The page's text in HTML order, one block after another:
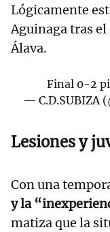
Lógicamente
Aguinaga tras
Álava.
Final 0-2
— C.D.SUBIZA
Lesiones y
Con una
y la
matiza que la